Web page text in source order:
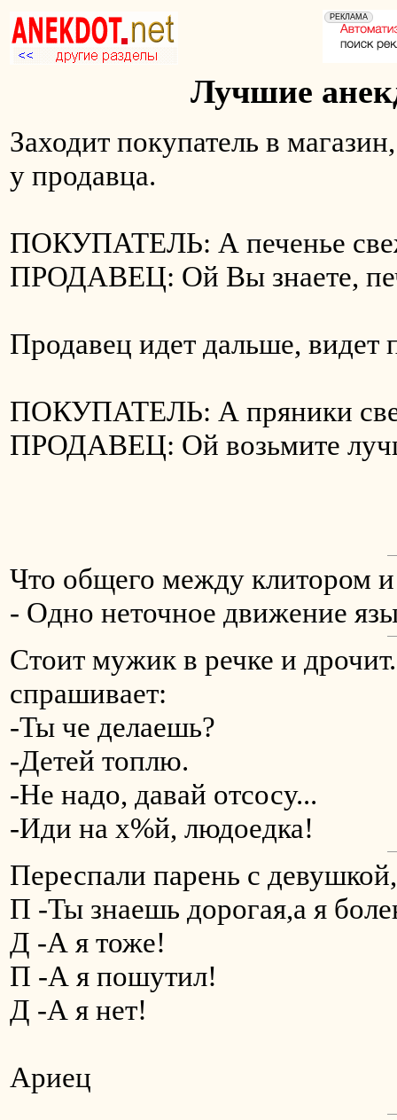
Лучшие
Заходит покупатель в
у продавца.
ПОКУПАТЕЛЬ: А печенье
ПРОДАВЕЦ: Ой Вы знаете,
Продавец идет дальше, видет
ПОКУПАТЕЛЬ: А пряники
ПРОДАВЕЦ: Ой возьмите
Что общего между клитором
- Одно неточное движение
Стоит мужик в речке и
спрашивает:
-Ты че делаешь?
-Детей топлю.
-Не надо, давай отсосу...
-Иди на х%й, людoедка!
Переспали парень с
П -Ты знаешь дорогая,а я
Д -А я тоже!
П -А я пошутил!
Д -А я нет!
Ариец